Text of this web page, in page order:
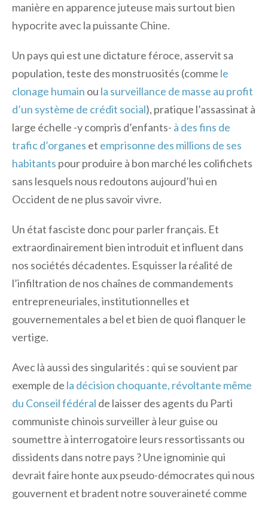
manière en apparence juteuse mais surtout bien
hypocrite avec la puissante Chine.
Un pays qui est une dictature féroce, asservit sa
population, teste des monstruosités (comme le
clonage humain ou la surveillance de masse au profit
d’un système de crédit social), pratique l’assassinat à
large échelle -y compris d’enfants- à des fins de
trafic d’organes et emprisonne des millions de ses
habitants pour produire à bon marché les colifichets
sans lesquels nous redoutons aujourd’hui en
Occident de ne plus savoir vivre.
Un état fasciste donc pour parler français. Et
extraordinairement bien introduit et influent dans
nos sociétés décadentes. Esquisser la réalité de
l’infiltration de nos chaînes de commandements
entrepreneuriales, institutionnelles et
gouvernementales a bel et bien de quoi flanquer le
vertige.
Avec là aussi des singularités : qui se souvient par
exemple de la décision choquante, révoltante même
du Conseil fédéral de laisser des agents du Parti
communiste chinois surveiller à leur guise ou
soumettre à interrogatoire leurs ressortissants ou
dissidents dans notre pays ? Une ignominie qui
devrait faire honte aux pseudo-démocrates qui nous
gouvernent et bradent notre souveraineté comme